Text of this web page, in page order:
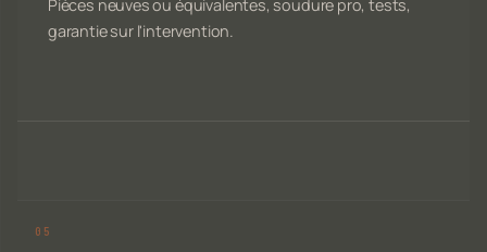
Pièces neuves ou équivalentes, soudure pro, tests,
garantie sur l'intervention.